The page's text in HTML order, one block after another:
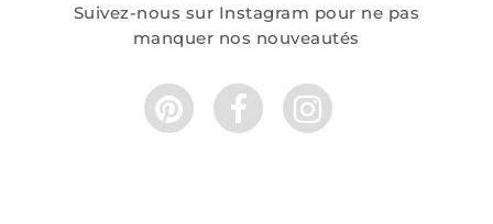
Suivez-nous sur Instagram pour ne pas
manquer nos nouveautés